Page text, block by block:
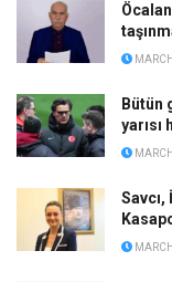
Bütün
yarısı